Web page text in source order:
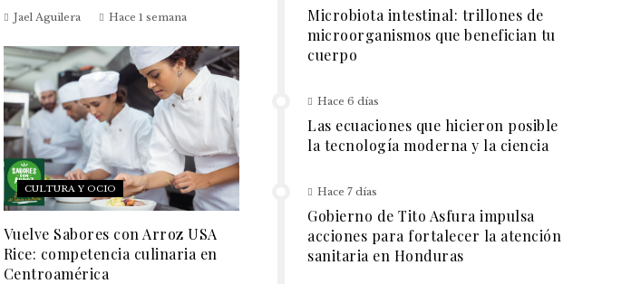
Jael Aguilera Hace 1 semana
CULTURA Y OCIO
Vuelve Sabores con Arroz USA
Rice: competencia culinaria en
Centroamérica
Microbiota intestinal: trillones de
microorganismos que benefician tu
cuerpo
Hace 6 días
Las ecuaciones que hicieron posible
la tecnología moderna y la ciencia
Hace 7 días
Gobierno de Tito Asfura impulsa
acciones para fortalecer la atención
sanitaria en Honduras